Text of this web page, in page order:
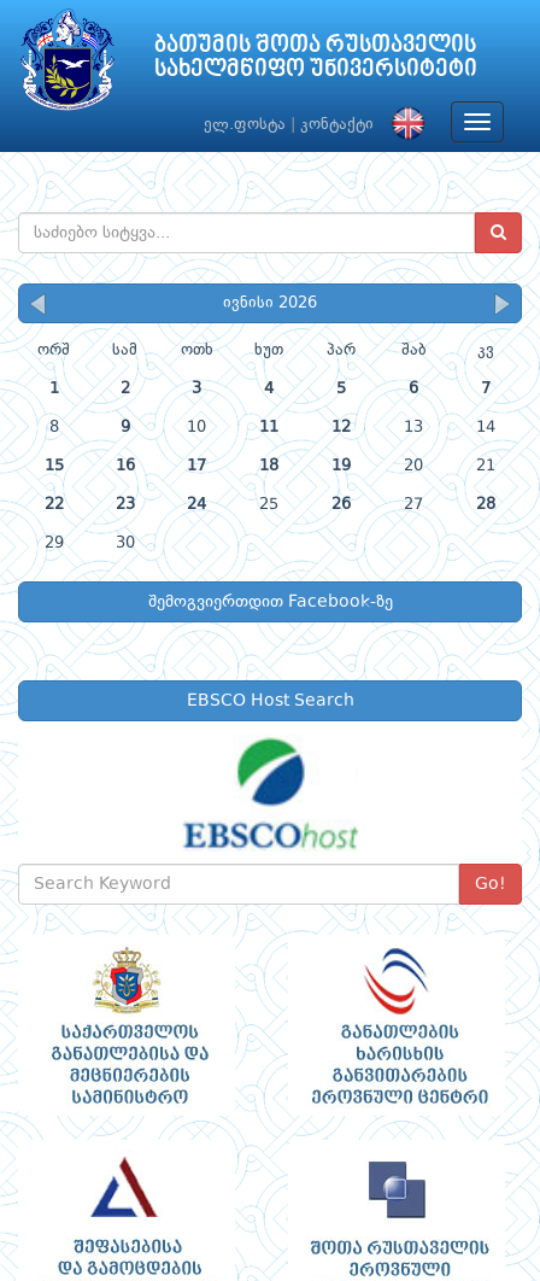
ბათუმის შოთა რუსთაველის
სახელმწიფო უნივერსიტეტი
ელ.ფოსტა კონტაქტი
Toggle
ივნისი 2026
ორშ სამ ოთხ ხუთ პარ შაბ კვ
1 2 3 4 5 6 7
8 9 10 11 12 13 14
15 16 17 18 19 20 21
22 23 24 25 26 27 28
29 30
შემოგვიერთდით Facebook-ზე
EBSCO Host Search
Go!